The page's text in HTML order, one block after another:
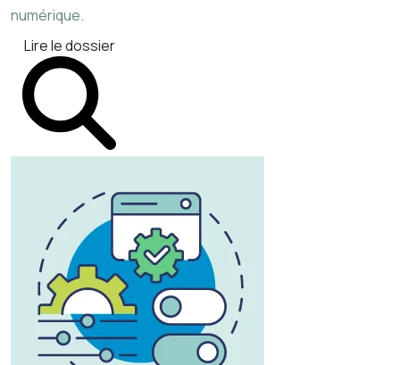
numérique.
Lire le dossier